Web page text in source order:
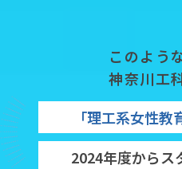
このよう
神奈川工
「理工系女性教
2024年度からス